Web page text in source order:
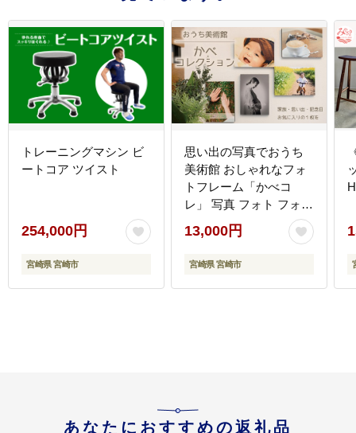
トレーニングマシン ビ
ートコア ツイスト
254,000円
宮崎県 宮崎市
思い出の写真でおうち
美術館 おしゃれなフォ
トフレーム「かべコ
レ」 写真 フォト フォト
フレーム フォトパネル
木製パネル 壁 壁掛け プ
リント インテリア 記念
13,000円
宮崎県 宮崎市
あなたにおすすめの返礼品